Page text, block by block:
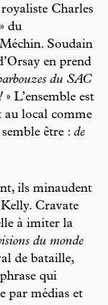
Charles
» du
Soudain
en prend
du SAC
» L’ensemble est
au local comme
être : de
ils minaudent
Cravate
à imiter la
du monde
de bataille,
qui
par médias et